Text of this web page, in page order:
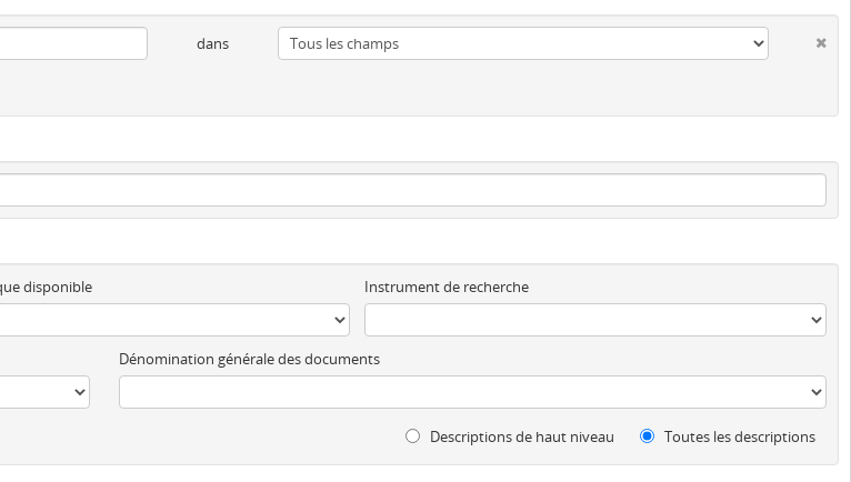
dans
disponible Instrument de recherche
Dénomination générale des documents
Descriptions de haut niveau Toutes les descriptions